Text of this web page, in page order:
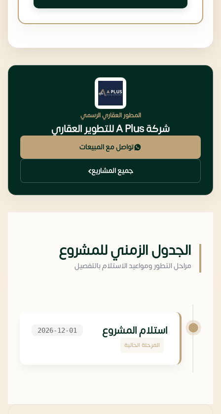
المطور العقاري الرسمي
شركة A Plus للتطوير العقاري
تواصل مع المبيعات
جميع المشاريع
الجدول الزمني للمشروع
مراحل التطور ومواعيد الاستلام بالتفصيل
استلام المشروع
المرحلة الحالية
2026-12-01